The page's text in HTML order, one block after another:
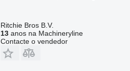
Ritchie Bros B.V.
13anos na Machineryline
Contacte o vendedor